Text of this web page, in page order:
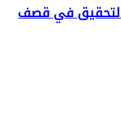
بالتحقيق في قصف